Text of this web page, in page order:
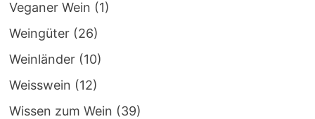
Veganer Wein (1)
Weingüter(26)
Weinländer(10)
Weisswein (12)
Wissen zum Wein (39)